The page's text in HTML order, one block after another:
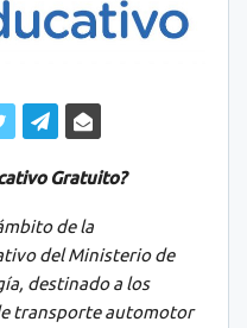
Gratuito?
de la
del Ministerio de
destinado a los
transporte automotor